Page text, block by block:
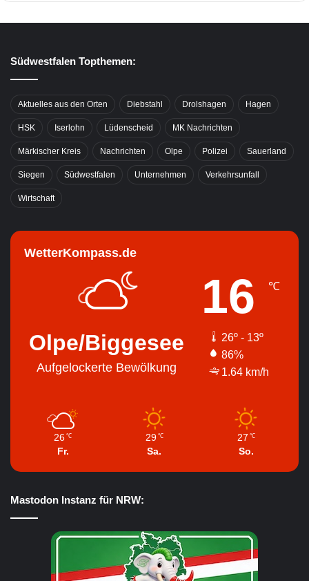
Südwestfalen Topthemen:
Aktuelles aus den Orten Diebstahl Drolshagen Hagen
HSK Iserlohn Lüdenscheid MK Nachrichten
Märkischer Kreis Nachrichten Olpe Polizei Sauerland
Siegen Südwestfalen Unternehmen Verkehrsunfall
Wirtschaft
WetterKompass.de
Olpe/Biggesee
Aufgelockerte Bewölkung
16 ℃
26º - 13º
86%
1.64 km/h
26 ℃
Fr.
29 ℃
Sa.
27 ℃
So.
Mastodon Instanz für NRW: